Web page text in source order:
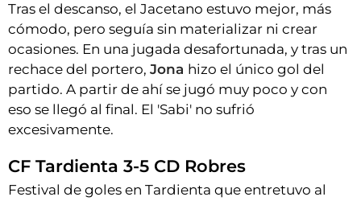
Tras el descanso, el Jacetano estuvo mejor, más
cómodo, pero seguía sin materializar ni crear
ocasiones. En una jugada desafortunada, y tras un
rechace del portero, Jona hizo el único gol del
partido. A partir de ahí se jugó muy poco y con
eso se llegó al final. El 'Sabi' no sufrió
excesivamente.
CF Tardienta 3-5 CD Robres
Festival de goles en Tardienta que entretuvo al